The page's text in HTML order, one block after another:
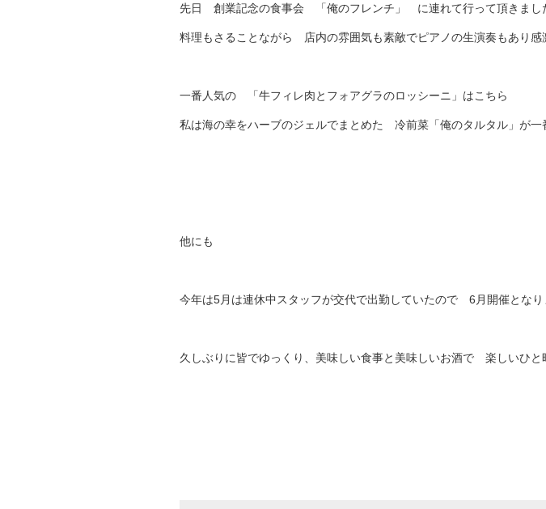
先日 創業記念の食事会 「俺のフレンチ」 に連れて行って頂きまし
料理もさることながら 店内の雰囲気も素敵でピアノの生演奏もあり感
一番人気の 「牛フィレ肉とフォアグラのロッシーニ」はこちら
私は海の幸をハーブのジェルでまとめた 冷前菜「俺のタルタル」が一
他にも
今年は5月は連休中スタッフが交代で出勤していたので 6月開催となり
久しぶりに皆でゆっくり、美味しい食事と美味しいお酒で 楽しいひと